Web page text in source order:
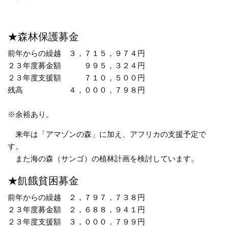
★森林保護募金
前年からの繰越 ３，７１５，９７４円
２３年度募金額 ９９５，３２４円
２３年度支援額 ７１０，５００円
残高
４，０００，７９８円
※余裕あり。
来年は「アマゾンの森」に加え、アフリカの支援予定で
す。
また海の森（サンゴ）の植林計画を検討しています。
★飢餓貧困募金
前年からの繰越 ２，７９７，７３８円
２３年度募金額 ２，６８８，９４１円
２３年度支援額 ３，０００，７９９円